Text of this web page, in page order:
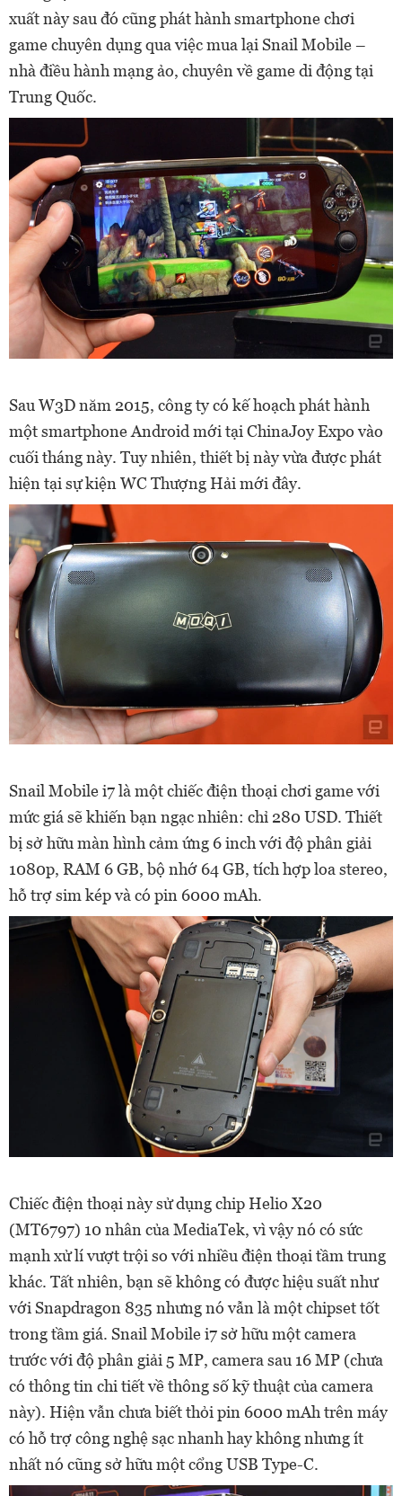
xuất này sau đó cũng phát hành smartphone chơi
game chuyên dụng qua việc mua lại Snail Mobile –
nhà điều hành mạng ảo, chuyên về game di động tại
Trung Quốc.
Sau W3D năm 2015, công ty có kế hoạch phát hành
một smartphone Android mới tại ChinaJoy Expo vào
cuối tháng này. Tuy nhiên, thiết bị này vừa được phát
hiện tại sự kiện WC Thượng Hải mới đây.
Snail Mobile i7 là một chiếc điện thoại chơi game với
mức giá sẽ khiến bạn ngạc nhiên: chỉ 280 USD. Thiết
bị sở hữu màn hình cảm ứng 6 inch với độ phân giải
1080p, RAM 6 GB, bộ nhớ 64 GB, tích hợp loa stereo,
hỗ trợ sim kép và có pin 6000 mAh.
Chiếc điện thoại này sử dụng chip Helio X20
(MT6797) 10 nhân của MediaTek, vì vậy nó có sức
mạnh xử lí vượt trội so với nhiều điện thoại tầm trung
khác. Tất nhiên, bạn sẽ không có được hiệu suất như
với Snapdragon 835 nhưng nó vẫn là một chipset tốt
trong tầm giá. Snail Mobile i7 sở hữu một camera
trước với độ phân giải 5 MP, camera sau 16 MP (chưa
có thông tin chi tiết về thông số kỹ thuật của camera
này). Hiện vẫn chưa biết thỏi pin 6000 mAh trên máy
có hỗ trợ công nghệ sạc nhanh hay không nhưng ít
nhất nó cũng sở hữu một cổng USB Type-C.